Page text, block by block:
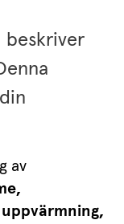
beskriver